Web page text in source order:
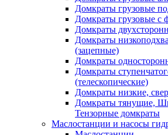
Домкраты грузовые
Домкраты грузовые с
Домкраты
Домкраты
(зацепные)
Домкраты
Домкраты
(телескопические)
Домкраты низкие,
Домкраты тянущие,
Тензорные домкраты
Маслостанции и насосы